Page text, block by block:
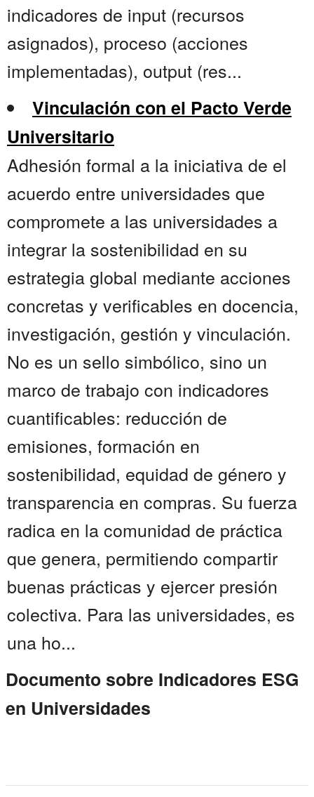
indicadores de input (recursos
asignados), proceso (acciones
implementadas), output (res...
Vinculación con el Pacto Verde
Universitario
Adhesión formal a la iniciativa de el
acuerdo entre universidades que
compromete a las universidades a
integrar la sostenibilidad en su
estrategia global mediante acciones
concretas y verificables en docencia,
investigación, gestión y vinculación.
No es un sello simbólico, sino un
marco de trabajo con indicadores
cuantificables: reducción de
emisiones, formación en
sostenibilidad, equidad de género y
transparencia en compras. Su fuerza
radica en la comunidad de práctica
que genera, permitiendo compartir
buenas prácticas y ejercer presión
colectiva. Para las universidades, es
una ho...
Documento sobre Indicadores ESG
en Universidades